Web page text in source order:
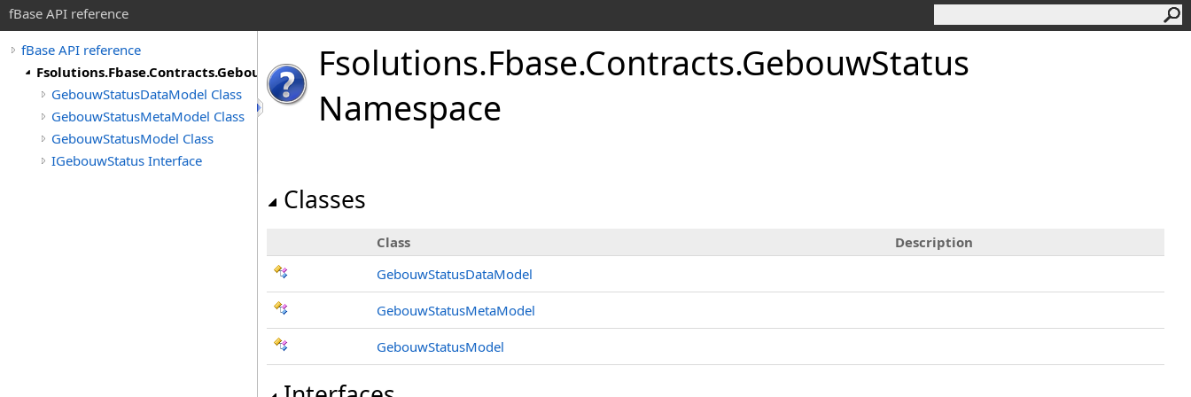
fBase API reference
fBase API reference
Fsolutions.Fbase.Contracts.GebouwStatus
GebouwStatusDataModel Class
GebouwStatusMetaModel Class
GebouwStatusModel Class
IGebouwStatus Interface
Fsolutions.Fbase.Contracts.GebouwStatus
Namespace
Classes
Class
Description
GebouwStatusDataModel
GebouwStatusMetaModel
GebouwStatusModel